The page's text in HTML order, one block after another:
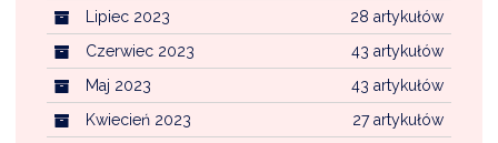
28 artykułów
Lipiec 2023
43 artykułów
Czerwiec 2023
43 artykułów
Maj 2023
27 artykułów
Kwiecień 2023